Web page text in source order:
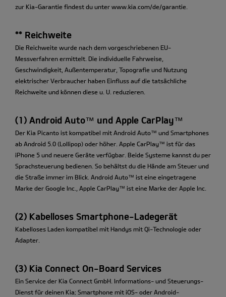
zur Kia-Garantie findest du unter www.kia.com/de/garantie.
** Reichweite
Die Reichweite wurde nach dem vorgeschriebenen EU-
Messverfahren ermittelt. Die individuelle Fahrweise,
Geschwindigkeit, Außentemperatur, Topografie und Nutzung
elektrischer Verbraucher haben Einfluss auf die tatsächliche
Reichweite und können diese u. U. reduzieren.
(1) Android Auto™ und Apple CarPlay™
Der Kia Picanto ist kompatibel mit Android Auto™ und Smartphones
ab Android 5.0 (Lollipop) oder höher. Apple CarPlay™ ist für das
iPhone 5 und neuere Geräte verfügbar. Beide Systeme kannst du per
Sprachsteuerung bedienen. So behältst du die Hände am Steuer und
die Straße immer im Blick. Android Auto™ ist eine eingetragene
Marke der Google Inc., Apple CarPlay™ ist eine Marke der Apple Inc.
(2) Kabelloses Smartphone-Ladegerät
Kabelloses Laden kompatibel mit Handys mit Qi-Technologie oder
Adapter.
(3) Kia Connect On-Board Services
Ein Service der Kia Connect GmbH. Informations- und Steuerungs-
Dienst für deinen Kia; Smartphone mit iOS- oder Android-